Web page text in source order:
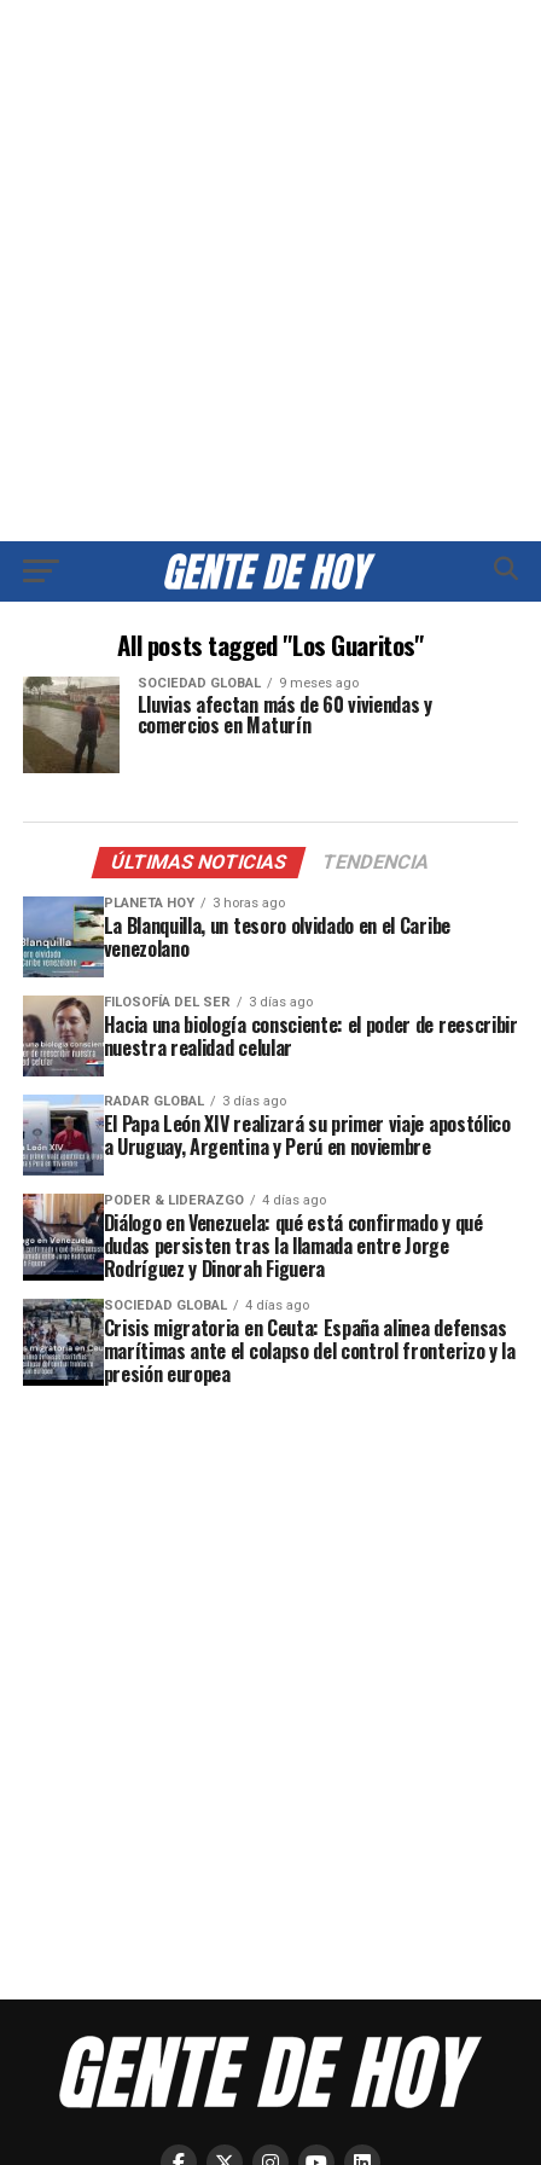
All posts tagged "Los Guaritos"
SOCIEDAD GLOBAL 9 meses ago
Lluvias afectan más de 60 viviendas y
comercios en Maturín
ÚLTIMAS NOTICIAS TENDENCIA
PLANETA HOY 3 horas ago
La Blanquilla, un tesoro olvidado en el Caribe
venezolano
FILOSOFÍA DEL SER 3 días ago
Hacia una biología consciente: el poder de reescribir
nuestra realidad celular
RADAR GLOBAL 3 días ago
El Papa León XIV realizará su primer viaje apostólico
a Uruguay, Argentina y Perú en noviembre
PODER & LIDERAZGO 4 días ago
Diálogo en Venezuela: qué está confirmado y qué
dudas persisten tras la llamada entre Jorge
Rodríguez y Dinorah Figuera
SOCIEDAD GLOBAL 4 días ago
Crisis migratoria en Ceuta: España alinea defensas
marítimas ante el colapso del control fronterizo y la
presión europea